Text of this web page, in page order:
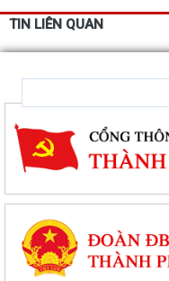
TIN LIÊN QUAN